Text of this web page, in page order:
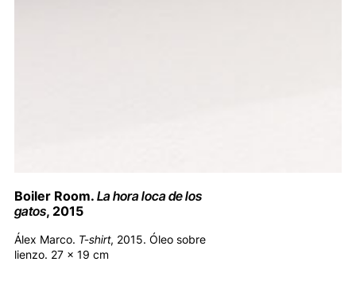
Boiler Room. La hora loca de los
gatos, 2015
Álex Marco. T-shirt, 2015. Óleo sobre
lienzo. 27 x 19 cm